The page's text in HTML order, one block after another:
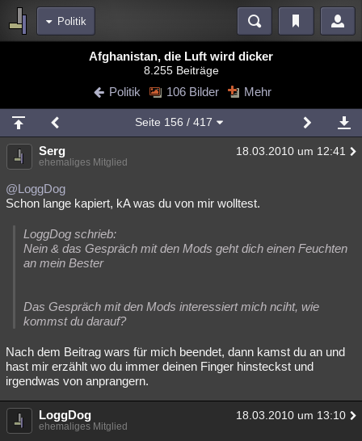
Politik
Blogs Videos
Chat Wiki Neuigkeiten
meine Rubriken
Menschen Mystery Kriminalfälle
Spiritualität
weitere Rubriken
Philosophie Träume
Übersichten
Besucht Teilgenommen
Lesenswert
Afghanistan, die Luft wird dicker
8.255 Beiträge
Politik 106 Bilder Mehr
Seite 156 / 417
Serg 18.03.2010 um 12:41
ehemaliges Mitglied
@LoggDog
Schon lange kapiert, kA was du von mir wolltest.
LoggDog schrieb:
Nein & das Gespräch mit den Mods geht dich einen Feuchten
an mein Bester
Das Gespräch mit den Mods interessiert mich nciht, wie
kommst du darauf?
Nach dem Beitrag wars für mich beendet, dann kamst du an und
hast mir erzählt wo du immer deinen Finger hinsteckst und
irgendwas von anprangern.
LoggDog 18.03.2010 um 13:10
ehemaliges Mitglied